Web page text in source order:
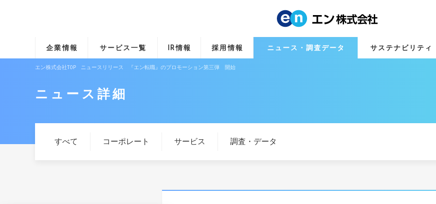
企業情報 サービス一覧 IR情報 採用情報 ニュース・調査データ サステナビリティ
エン株式会社TOP ニュースリリース 『エン転職』のプロモーション第三弾 開始
ニュース詳細
すべて コーポレート サービス 調査・データ